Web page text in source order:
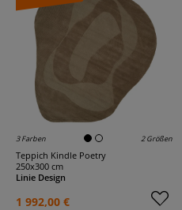
3 Farben 2 Größen
Teppich Kindle Poetry
250x300 cm
Linie Design
1 992,00 €